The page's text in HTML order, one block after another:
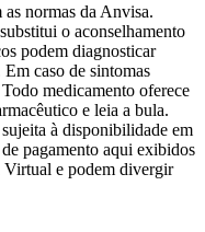
normas da Anvisa.
o aconselhamento
podem diagnosticar
caso de sintomas
medicamento oferece
e leia a bula.
à disponibilidade em
pagamento aqui exibidos
Virtual e podem divergir